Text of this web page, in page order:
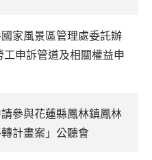
家風景區管理處委託辦
申訴管道及相關權益申
參與花蓮縣鳳林鎮鳳林
計畫案」公聽會